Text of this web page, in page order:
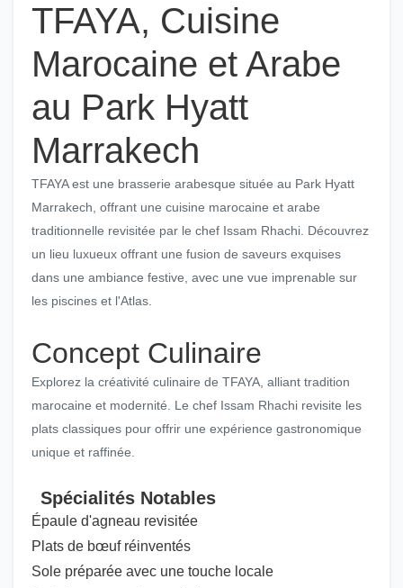
TFAYA, Cuisine
Marocaine et Arabe
au Park Hyatt
Marrakech
TFAYA est une brasserie arabesque située au Park Hyatt
Marrakech, offrant une cuisine marocaine et arabe
traditionnelle revisitée par le chef Issam Rhachi. Découvrez
un lieu luxueux offrant une fusion de saveurs exquises
dans une ambiance festive, avec une vue imprenable sur
les piscines et l'Atlas.
Concept Culinaire
Explorez la créativité culinaire de TFAYA, alliant tradition
marocaine et modernité. Le chef Issam Rhachi revisite les
plats classiques pour offrir une expérience gastronomique
unique et raffinée.
Spécialités Notables
Épaule d'agneau revisitée
Plats de bœuf réinventés
Sole préparée avec une touche locale